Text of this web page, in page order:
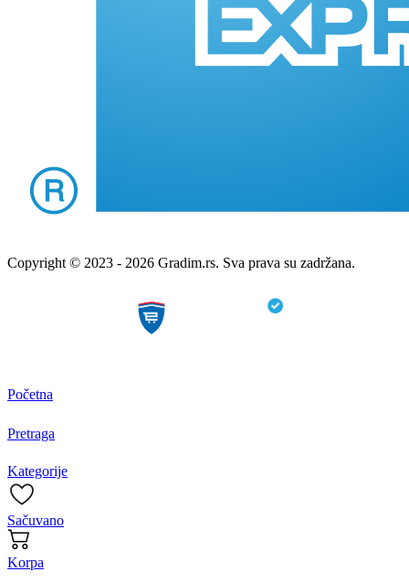
Copyright © 2023 - 2026 Gradim.rs. Sva prava su zadržana.
Početna
Pretraga
Kategorije
Sačuvano
Korpa